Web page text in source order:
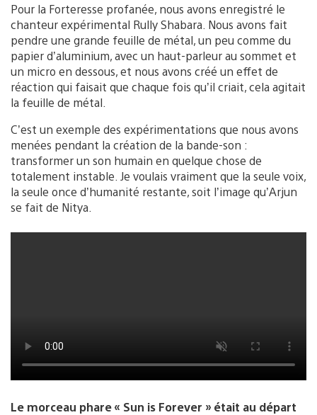
Pour la Forteresse profanée, nous avons enregistré le
chanteur expérimental Rully Shabara. Nous avons fait
pendre une grande feuille de métal, un peu comme du
papier d’aluminium, avec un haut-parleur au sommet et
un micro en dessous, et nous avons créé un effet de
réaction qui faisait que chaque fois qu’il criait, cela agitait
la feuille de métal.
C’est un exemple des expérimentations que nous avons
menées pendant la création de la bande-son :
transformer un son humain en quelque chose de
totalement instable. Je voulais vraiment que la seule voix,
la seule once d’humanité restante, soit l’image qu’Arjun
se fait de Nitya.
Le morceau phare « Sun is Forever » était au départ